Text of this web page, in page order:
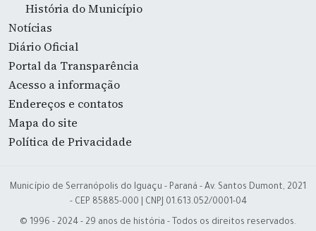
História do Município
Notícias
Diário Oficial
Portal da Transparência
Acesso a informação
Endereços e contatos
Mapa do site
Política de Privacidade
Município de Serranópolis do Iguaçu - Paraná - Av. Santos Dumont, 2021
- CEP 85885-000 | CNPJ 01.613.052/0001-04
© 1996 - 2024 - 29 anos de história - Todos os direitos reservados.